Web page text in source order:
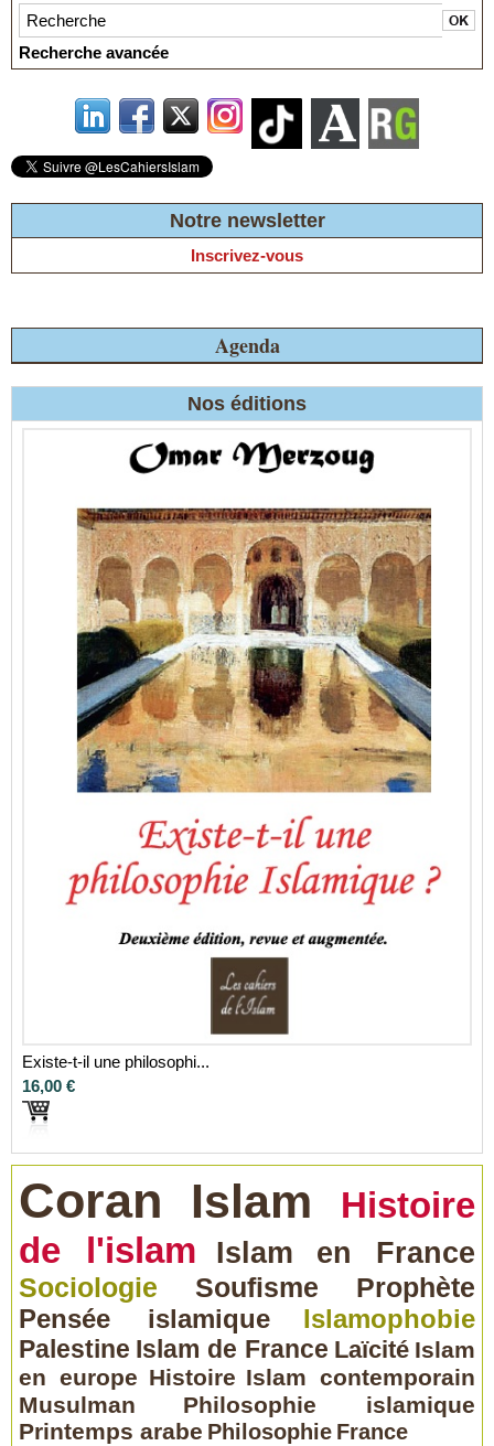
Recherche avancée
Notre newsletter
Inscrivez-vous
Agenda
Nos éditions
Existe-t-il une philosophi...
16,00 €
Coran Islam
Histoire
de l'islam
Islam en France
Sociologie Soufisme
Prophète
Pensée islamique
Islamophobie
Palestine Islam de France Laïcité Islam
en europe Histoire Islam contemporain
Musulman
Philosophie islamique
Printemps arabe Philosophie France